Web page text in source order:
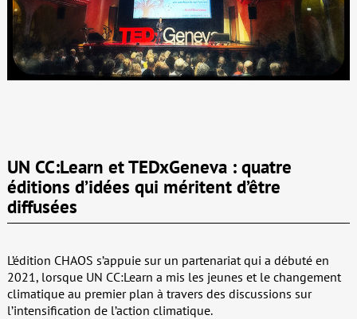
UN CC:Learn et TEDxGeneva : quatre
éditions d’idées qui méritent d’être
diffusées
L’édition CHAOS s’appuie sur un partenariat qui a débuté en
2021, lorsque UN CC:Learn a mis les jeunes et le changement
climatique au premier plan à travers des discussions sur
l’intensification de l’action climatique.